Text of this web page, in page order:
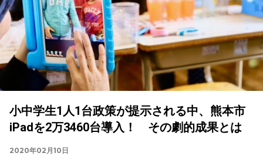
小中学生1人1台政策が提示される中、熊本市
iPadを2万3460台導入！ その劇的成果とは
2020年02月10日